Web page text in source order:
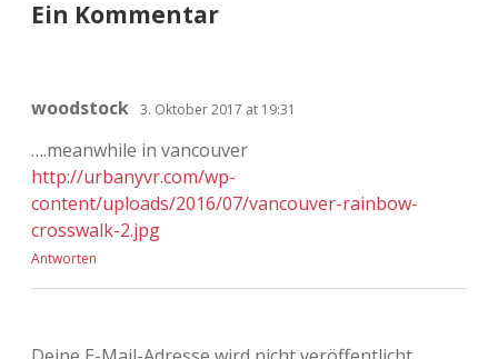
Ein Kommentar
woodstock 3. Oktober 2017 at 19:31
….meanwhile in vancouver
http://urbanyvr.com/wp-
content/uploads/2016/07/vancouver-rainbow-
crosswalk-2.jpg
Antworten